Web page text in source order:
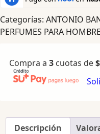
Categorías: ANTONIO
PERFUMES PARA HOMBRE
Compra a 3 cuotas de$
Descripción